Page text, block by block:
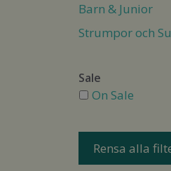
Barn & Junior
Strumpor och
Sale
On Sale
Rensa alla